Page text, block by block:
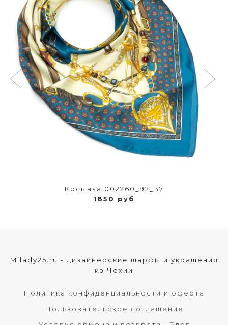
Косынка 002260_92_37
1850 руб
Milady25.ru - дизайнерские шарфы и украшения
из Чехии
Политика конфиденциальности и оферта
Пользовательское соглашение